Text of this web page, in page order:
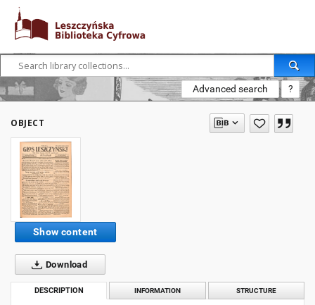
Advanced search ?
OBJECT
Show content
Download
DESCRIPTION INFORMATION STRUCTURE